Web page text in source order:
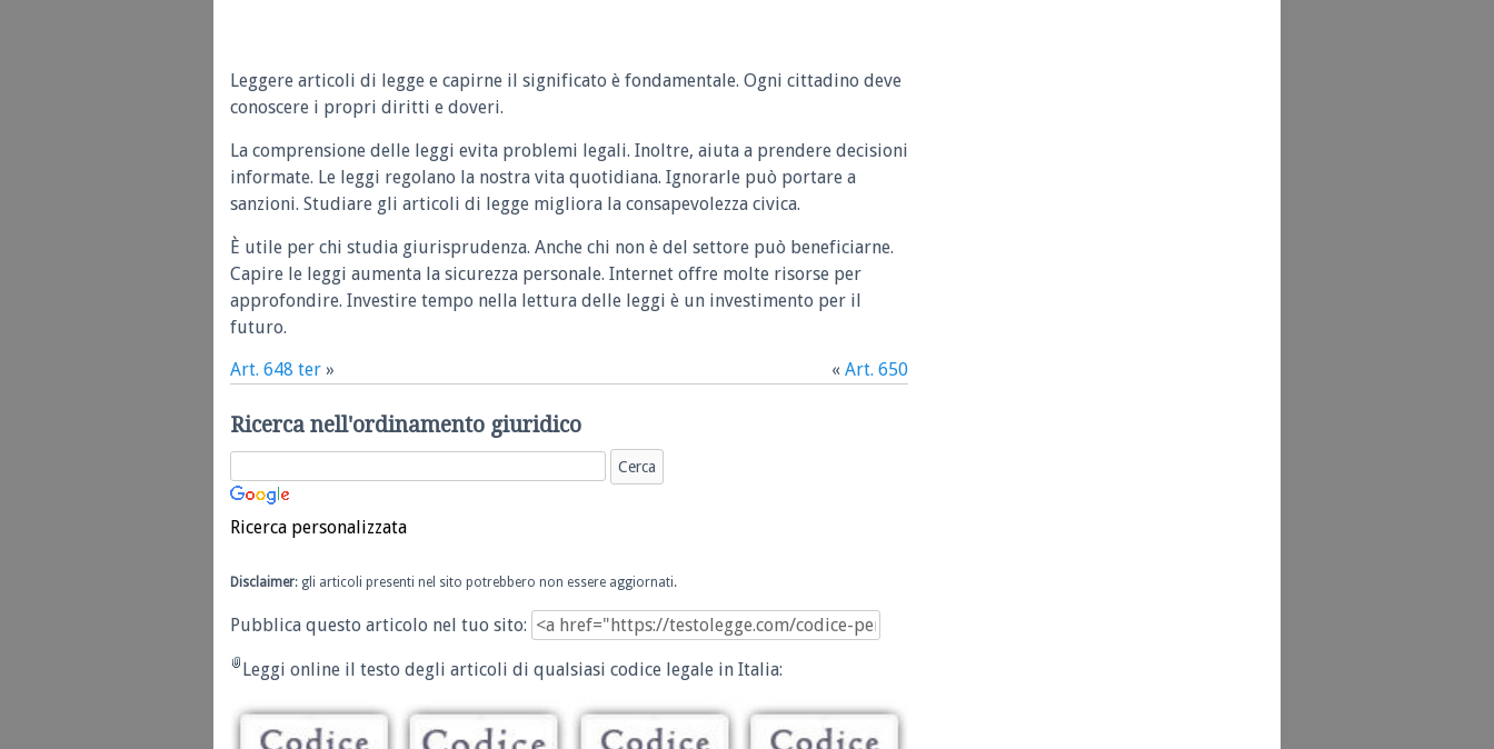
Leggere articoli di legge e capirne il significato è fondamentale. Ogni cittadino deve
conoscere i propri diritti e doveri.
La comprensione delle leggi evita problemi legali. Inoltre, aiuta a prendere decisioni
informate. Le leggi regolano la nostra vita quotidiana. Ignorarle può portare a
sanzioni. Studiare gli articoli di legge migliora la consapevolezza civica.
È utile per chi studia giurisprudenza. Anche chi non è del settore può beneficiarne.
Capire le leggi aumenta la sicurezza personale. Internet offre molte risorse per
approfondire. Investire tempo nella lettura delle leggi è un investimento per il
futuro.
Art. 648 ter » « Art. 650
Ricerca nell'ordinamento giuridico
Ricerca personalizzata
Disclaimer: gli articoli presenti nel sito potrebbero non essere aggiornati.
Pubblica questo articolo nel tuo sito:
Leggi online il testo degli articoli di qualsiasi codice legale in Italia: